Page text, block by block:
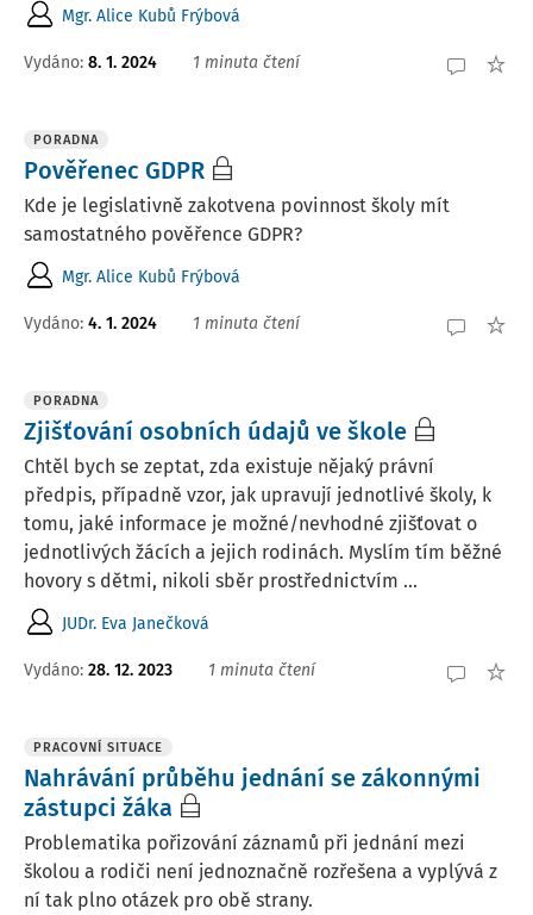
Mgr. Alice Kubů Frýbová
Vydáno: 8. 1. 2024 1 minuta čtení
PORADNA
Pověřenec GDPR
Kde je legislativně zakotvena povinnost školy mít
samostatného pověřence GDPR?
Mgr. Alice Kubů Frýbová
Vydáno: 4. 1. 2024 1 minuta čtení
PORADNA
Zjišťování osobních údajů ve škole
Chtěl bych se zeptat, zda existuje nějaký právní
předpis, případně vzor, jak upravují jednotlivé školy, k
tomu, jaké informace je možné/nevhodné zjišťovat o
jednotlivých žácích a jejich rodinách. Myslím tím běžné
hovory s dětmi, nikoli sběr prostřednictvím ...
JUDr. Eva Janečková
Vydáno: 28. 12. 2023 1 minuta čtení
PRACOVNÍ SITUACE
Nahrávání průběhu jednání se zákonnými
zástupci žáka
Problematika pořizování záznamů při jednání mezi
školou a rodiči není jednoznačně rozřešena a vyplývá z
ní tak plno otázek pro obě strany.